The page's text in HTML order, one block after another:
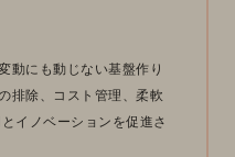
動にも動じない基盤作り
排除、コスト管理、柔軟
イノベーションを促進さ